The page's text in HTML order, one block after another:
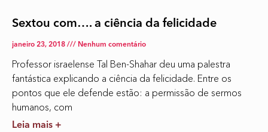
Sextou com…. a ciência da felicidade
janeiro 23, 2018 Nenhum comentário
Professor israelense Tal Ben-Shahar deu uma palestra
fantástica explicando a ciência da felicidade. Entre os
pontos que ele defende estão: a permissão de sermos
humanos, com
Leia mais +